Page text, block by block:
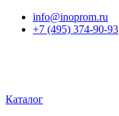
info@inoprom.ru
+7 (495) 374-90-93
Каталог